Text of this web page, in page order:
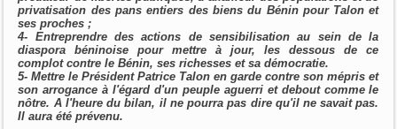
privatisation des pans entiers des biens du Bénin pour Talon et
ses proches ;
4- Entreprendre des actions de sensibilisation au sein de la
diaspora béninoise pour mettre à jour, les dessous de ce
complot contre le Bénin, ses richesses et sa démocratie.
5- Mettre le Président Patrice Talon en garde contre son mépris et
son arrogance à l'égard d'un peuple aguerri et debout comme le
nôtre. A l'heure du bilan, il ne pourra pas dire qu'il ne savait pas.
Il aura été prévenu.